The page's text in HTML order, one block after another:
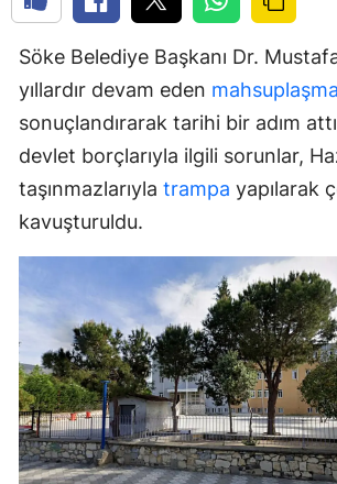
Söke Belediye Başkanı Dr.
yıllardır devam eden mahsuplaşma
sonuçlandırarak tarihi bir adım
devlet borçlarıyla ilgili sorunlar,
taşınmazlarıyla trampa yapılarak
kavuşturuldu.